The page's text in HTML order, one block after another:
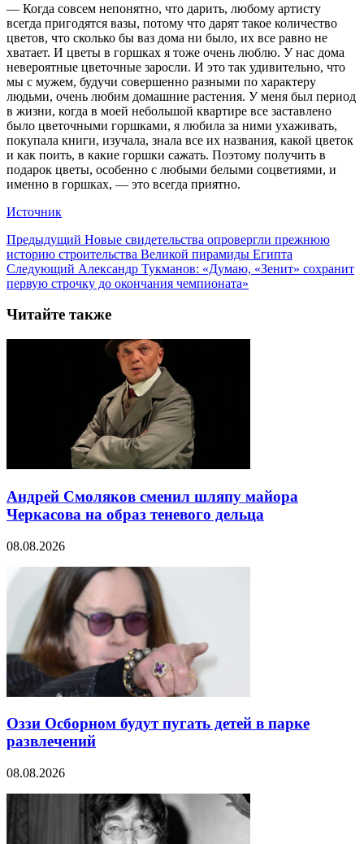
— Когда совсем непонятно, что дарить, любому артисту
всегда пригодятся вазы, потому что дарят такое количество
цветов, что сколько бы ваз дома ни было, их все равно не
хватает. И цветы в горшках я тоже очень люблю. У нас дома
невероятные цветочные заросли. И это так удивительно, что
мы с мужем, будучи совершенно разными по характеру
людьми, очень любим домашние растения. У меня был период
в жизни, когда в моей небольшой квартире все заставлено
было цветочными горшками, я любила за ними ухаживать,
покупала книги, изучала, знала все их названия, какой цветок
и как поить, в какие горшки сажать. Поэтому получить в
подарок цветы, особенно с любыми белыми соцветиями, и
именно в горшках, — это всегда приятно.
Источник
Предыдущий Новые свидетельства опровергли прежнюю
историю строительства Великой пирамиды Египта
Следующий Александр Тукманов: «Думаю, «Зенит» сохранит
первую строчку до окончания чемпионата»
Читайте также
Андрей Смоляков сменил шляпу майора
Черкасова на образ теневого дельца
08.08.2026
Оззи Осборном будут пугать детей в парке
развлечений
08.08.2026